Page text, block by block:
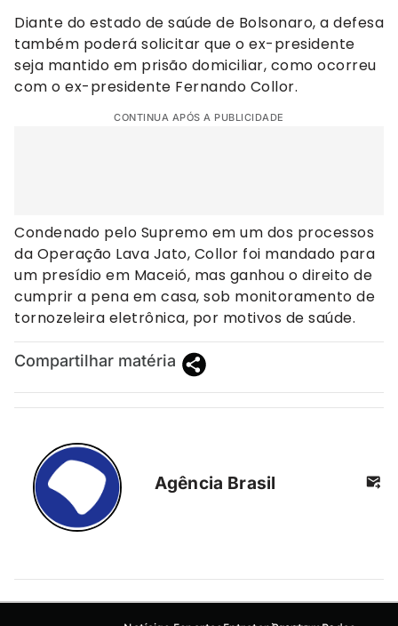
Diante do estado de saúde de Bolsonaro, a defesa
também poderá solicitar que o ex-presidente
seja mantido em prisão domiciliar, como ocorreu
com o ex-presidente Fernando Collor.
CONTINUA APÓS A PUBLICIDADE
Condenado pelo Supremo em um dos processos
da Operação Lava Jato, Collor foi mandado para
um presídio em Maceió, mas ganhou o direito de
cumprir a pena em casa, sob monitoramento de
tornozeleira eletrônica, por motivos de saúde.
Compartilhar matéria
Agência Brasil